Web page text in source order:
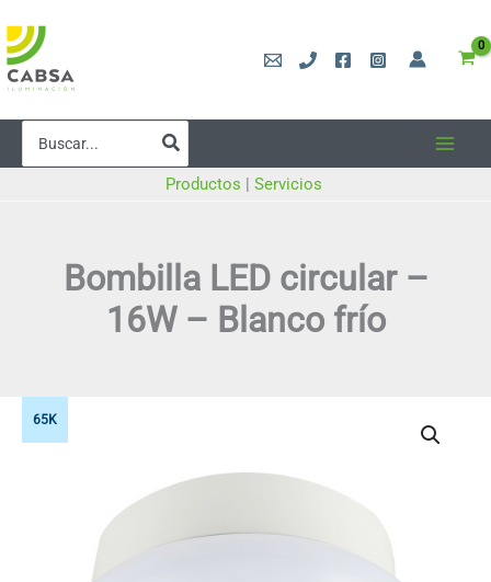
al
contenido
por:
Productos | Servicios
Bombilla LED circular –
16W – Blanco frío
65K